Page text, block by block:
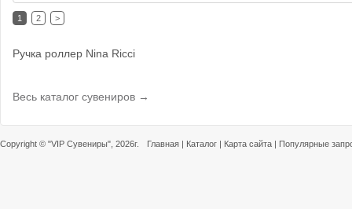
1 2 >
Ручка роллер Nina Ricci
Весь каталог сувениров →
Copyright © "VIP Сувениры" , 2026г. Главная | Каталог | Карта сайта | Популярные